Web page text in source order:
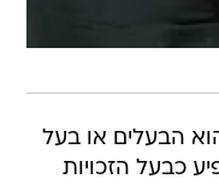
הבעלים או בעל
כבעל הזכויות